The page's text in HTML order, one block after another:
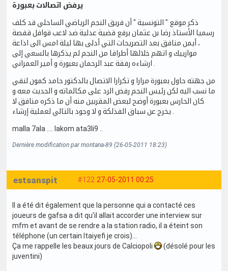
يرفض اتصالات بعبورة
ذكر موقع " التونسية " أن فريق النجم الرياضي الساحلي قد كلف
رسميا الأستاذ رضا بن عثمان برفع قضية عدلية ضد لاعب قوافل قفصة
، أيمن منافق بعد التصريحات التي أدلى بها ليلة امس الى اذاعة
موازييك و اتهم خلالها أطرافا من النجم لم يذكرها بالسعي إلى
من جهته حاول بعبورة مرارا و تكرارا الاتصال بالدكتور حامد كمون لنفي
ما نسب اليه لكن رئيس النجم رفض الرد على مكالماته و الحديث معه و
كان الحارس بعبورة أوضح لبعض المقربين منه أن ما ذكره منافق لا
malla 7ala .... lakom ata3li9 ..
Dernière modification par montana-89 (26-05-2011 18:23)
#122 27-05-2011 00:25
estsanspit
Il a été dit également que la personne qui a contacté ces
joueurs de gafsa a dit qu'il allait accorder une interview sur
mfm et avant de se rendre a la station radio, il a éteint son
téléphone (un certain ltaiyefi je crois)...
Ça me rappelle les beaux jours de Calciopoli
(désolé pour les
juventini)